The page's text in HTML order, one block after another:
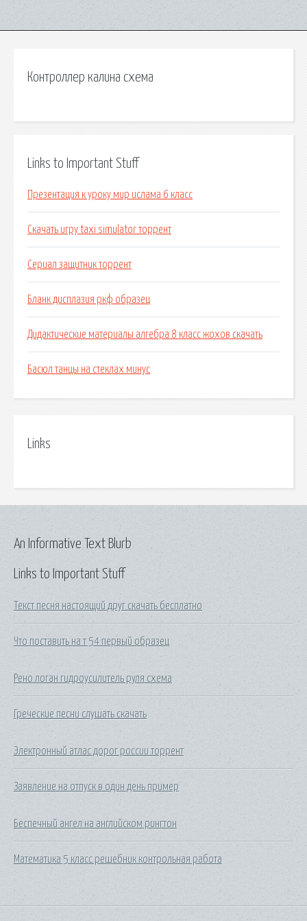
Контроллер калина схема
Links to Important Stuff
Презентация к уроку мир ислама 6 класс
Скачать игру taxi simulator торрент
Сериал защитник торрент
Бланк дисплазия ркф образец
Дидактические материалы алгебра 8 класс жохов скачать
Басюл танцы на стеклах минус
Links
Links to Important Stuff
Текст песня настоящий друг скачать бесплатно
Что поставить на т 54 первый образец
Рено логан гидроусилитель руля схема
Греческие песни слушать скачать
Электронный атлас дорог россии торрент
Заявление на отпуск в один день пример
Беспечный ангел на английском рингтон
Математика 5 класс решебник контрольная работа
An Informative Text Blurb